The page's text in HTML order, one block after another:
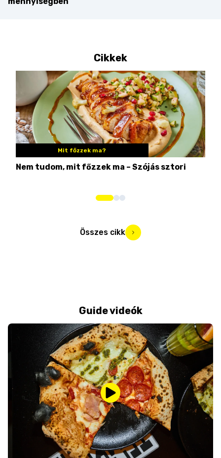
Cikkek
Mit főzzek ma?
Nem tudom, mit főzzek ma – Szójás sztori
Összes cikk
Guide videók